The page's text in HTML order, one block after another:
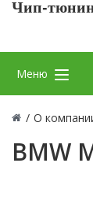
Чип-
Меню
/ О
BMW